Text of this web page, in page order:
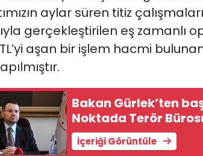
aylar süren titiz
gerçekleştirilen eş zamanlı
aşan bir işlem hacmi
Bakan Gürlek’ten
Noktada Terör
İçeriği Görüntüle